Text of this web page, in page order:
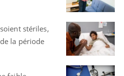
stériles,
la période